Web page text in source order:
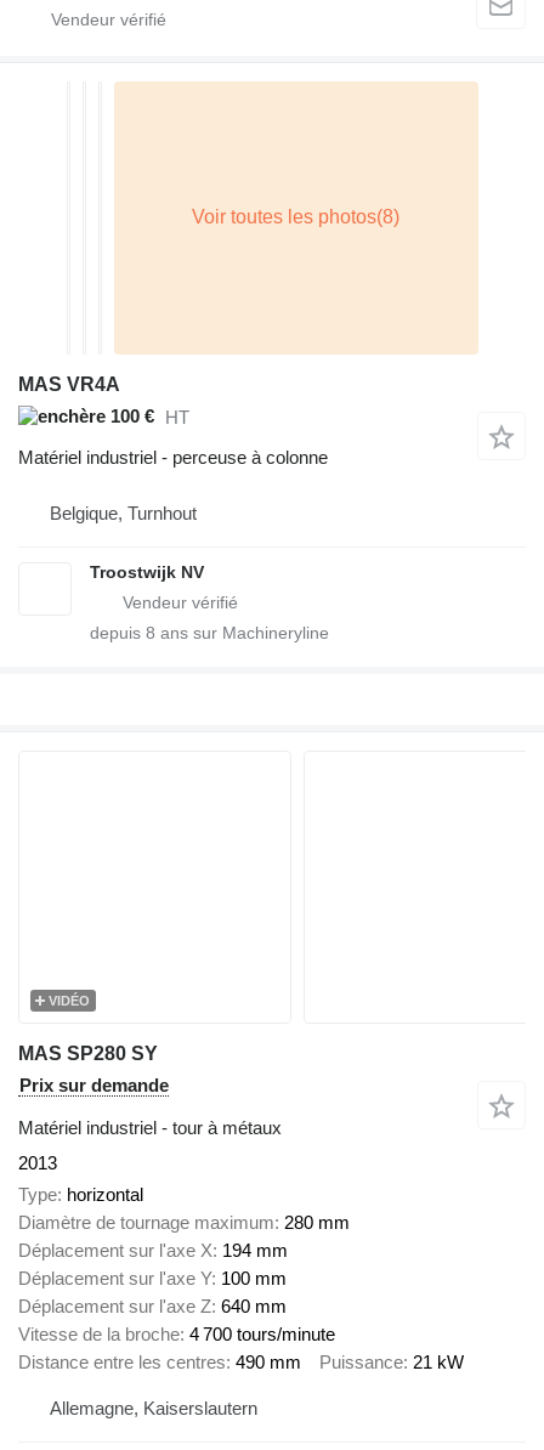
MAS VR4A
100 € HT
Matériel industriel - perceuse à colonne
Belgique, Turnhout
Troostwijk NV
depuis 8 ans sur Machineryline
VIDÉO
MAS SP280 SY
Prix sur demande
Matériel industriel - tour à métaux
2013
Type horizontal
Diamètre de tournage maximum 280 mm
Déplacement sur l'axe X 194 mm
Déplacement sur l'axe Y 100 mm
Déplacement sur l'axe Z 640 mm
Vitesse de la broche 4 700 tours/minute
Distance entre les centres 490 mm Puissance 21 kW
Allemagne, Kaiserslautern